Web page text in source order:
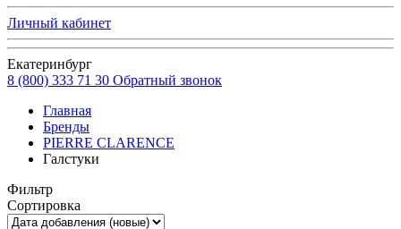
Личный кабинет
Екатеринбург
8 (800) 333 71 30 Обратный звонок
Главная
Бренды
PIERRE CLARENCE
Галстуки
Фильтр
Сортировка